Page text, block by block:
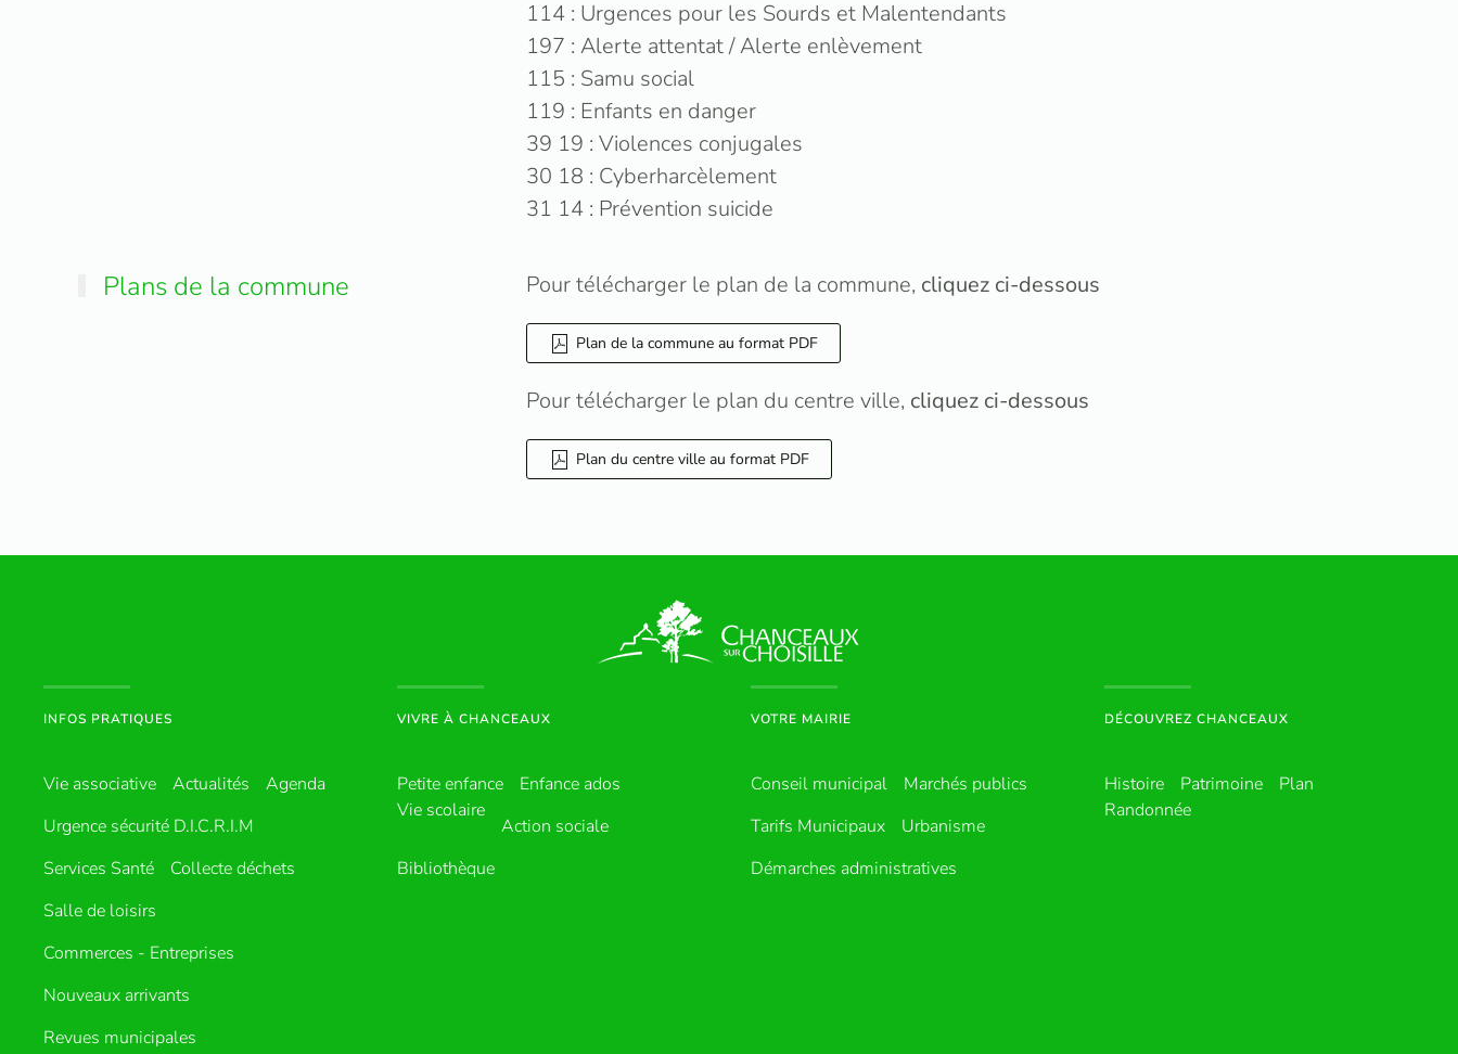
114 : Urgences pour les Sourds et Malentendants
197 : Alerte attentat / Alerte enlèvement
115 : Samu social
119 : Enfants en danger
39 19 : Violences conjugales
30 18 : Cyberharcèlement
31 14 : Prévention suicide
Plans de la commune Pour télécharger le plan de la commune, cliquez ci-dessous
Plan de la commune au format PDF
Pour télécharger le plan du centre ville, cliquez ci-dessous
Plan du centre ville au format PDF
INFOS PRATIQUES
Vie associative Actualités
Agenda
Urgence sécurité D.I.C.R.I.M
Services Santé
Collecte déchets
Salle de loisirs
Commerces - Entreprises
Nouveaux arrivants
Revues municipales
VIVRE À CHANCEAUX
Petite enfance
Enfance ados
Vie scolaire
Action sociale
Bibliothèque
VOTRE MAIRIE
Conseil municipal
Marchés publics
Tarifs Municipaux
Urbanisme
Démarches administratives
DÉCOUVREZ CHANCEAUX
Histoire Patrimoine
Plan
Randonnée